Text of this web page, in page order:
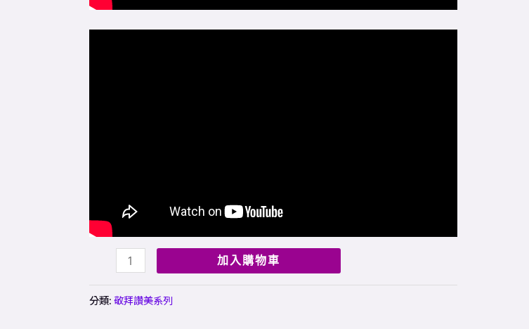
加入購物車
分類:敬拜讚美系列